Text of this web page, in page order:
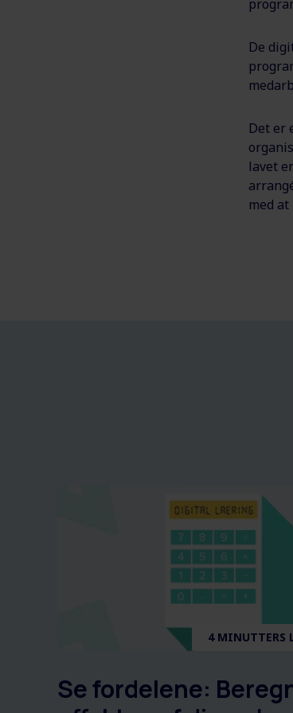
De
Det er
lavet
med
4 MINUTTERS
Se fordelene: